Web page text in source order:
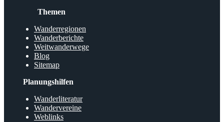
Themen
Wanderregionen
Wanderberichte
Weitwanderwege
Blog
Sitemap
Planungshilfen
Wanderliteratur
Wandervereine
Weblinks